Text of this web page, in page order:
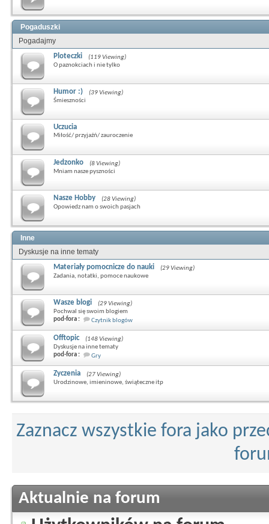
Pogaduszki
Pogadajmy
Ploteczki
(119 Viewing)
O paznokciach i nie tylko
Humor :)
(39 Viewing)
Śmieszności
Uczucia
Miłość/ przyjaźń/ zauroczenie
Jedzonko
(8 Viewing)
Mniam nasze pyszności
Nasze Hobby
(28 Viewing)
Opowiedz nam o swoich pasjach
Inne
Dyskusje na inne tematy
Materiały pomocnicze do nauki
(29 Viewing)
Zadania, notatki, pomoce naukowe
Wasze blogi
(29 Viewing)
Pochwal się swoim blogiem
pod-fora :
Czytnik blogów
Offtopic
(148 Viewing)
Dyskusje na inne tematy
pod-fora :
Gry
Zyczenia
(27 Viewing)
Urodzinowe, imieninowe, świąteczne itp
Zaznacz wszystkie fora jako
Aktualnie na forum